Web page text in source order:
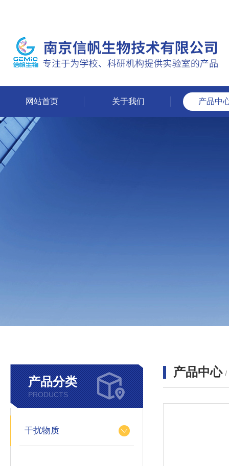
网站首页 关于我们 产品中
产品分类
PRODUCTS
干扰物质
产品中心 /